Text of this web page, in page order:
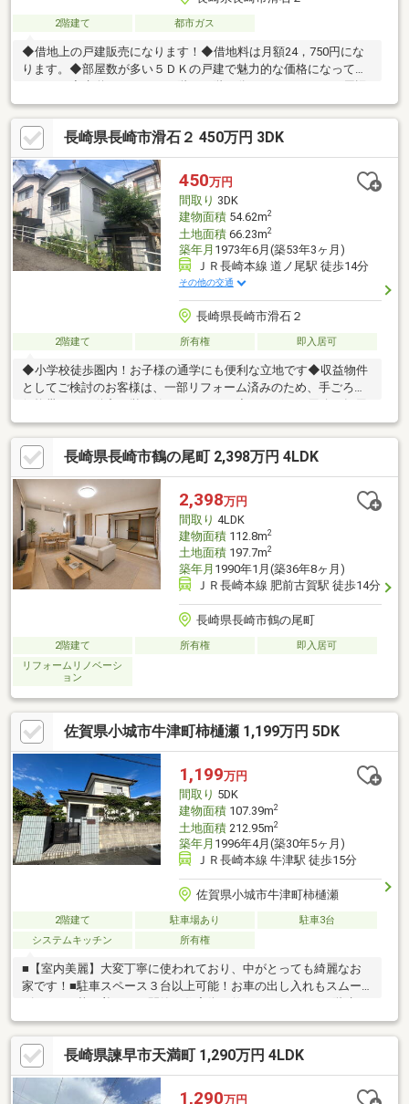
2階建て 都市ガス
◆借地上の戸建販売になります！◆借地料は月額24，750円にな
ります。◆部屋数が多い５ＤＫの戸建で魅力的な価格になってお
ります。◆水道メーターが１階と２階で分かれております。周辺
環境・ファミリーマート滑石打坂店 徒歩4分・ララコープLaLa
なめし 徒歩9分・長与高田郵便局 徒歩9分・ドラッグストアモ
リ滑石店 徒歩11分・十八親和銀行滑石中央支店 徒歩16分・マ
ルキョウ横尾店 徒歩18分
長崎県長崎市滑石２ 450万円 3DK
450万円
間取り 3DK
建物面積54.62m2
土地面積66.23m2
築年月 1973年6月(築53年3ヶ月)
ＪＲ長崎本線 道ノ尾駅 徒歩14分
その他の交通
長崎県長崎市滑石２
2階建て 所有権 即入居可
◆小学校徒歩圏内！お子様の通学にも便利な立地です◆収益物件
としてご検討のお客様は、一部リフォーム済みのため、手ごろな
可能で、需要のある物件です。周辺環境・長崎市立滑石小学校
徒歩4分・ファミリーマート長崎滑石打坂店 徒歩5分・長与高田
郵便局 徒歩9分・ララコープLaLaなめし 徒歩10分
長崎県長崎市鶴の尾町 2,398万円 4LDK
2,398万円
間取り 4LDK
建物面積112.8m2
土地面積197.7m2
築年月 1990年1月(築36年8ヶ月)
ＪＲ長崎本線 肥前古賀駅 徒歩14分
長崎県長崎市鶴の尾町
2階建て 所有権
即入居可
リフォームリノベーシ
ョン
佐賀県小城市牛津町柿樋瀬 1,199万円 5DK
1,199万円
間取り 5DK
建物面積107.39m2
土地面積212.95m2
築年月 1996年4月(築30年5ヶ月)
ＪＲ長崎本線 牛津駅 徒歩15分
佐賀県小城市牛津町柿樋瀬
2階建て 駐車場あり
駐車3台
システムキッチン
所有権
■【室内美麗】大変丁寧に使われており、中がとっても綺麗なお
家です！■駐車スペース３台以上可能！お車の出し入れもスムー
一軒家。～周辺環境～■スーパーモリナガ牛津店まで車で4分/700
ｍ■ローソン小城牛津店まで車で2分/400ｍ■コスモス牛津店まで
車で2分/1km■牛津中学校まで徒歩13分/1km■牛津小学校まで徒歩
20分/1.6km■牛津こどもの森まで車で3分/1.3km■江口病院まで車
で6分/3.2km■牛津郵便局まで車で4分■佐賀銀行牛津支店まで車で
長崎県諫早市天満町 1,290万円 4LDK
1,290万円